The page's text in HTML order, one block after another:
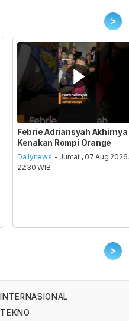
>
Febrie Adriansyah Akhirnya
Kenakan Rompi Orange
Dailynews - Jumat , 07 Aug 2026,
22:30 WIB
>
INTERNASIONAL
TEKNO